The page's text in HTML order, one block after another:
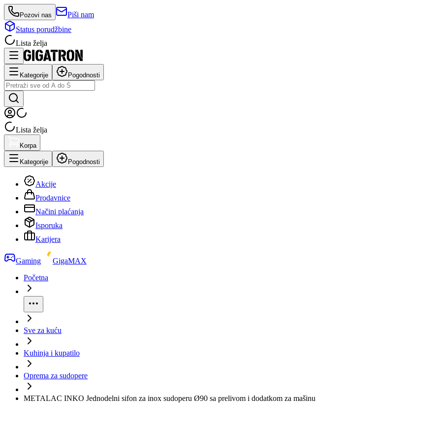
Pozovi nas
Piši nam
Status porudžbine
Lista želja
Kategorije Pogodnosti
Lista želja
Korpa
Kategorije Pogodnosti
Akcije
Prodavnice
Načini plaćanja
Isporuka
Karijera
Gaming
GigaMAX
Početna
Sve za kuću
Kuhinja i kupatilo
Oprema za sudopere
METALAC INKO Jednodelni sifon za inox sudoperu Ø90 sa prelivom i dodatkom za mašinu